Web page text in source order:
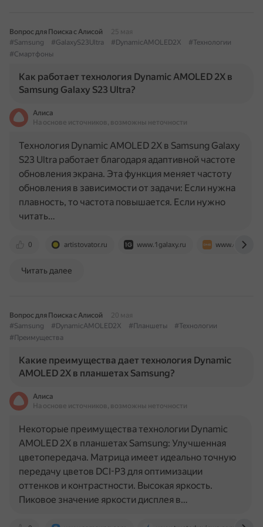
Вопрос для Поиска с Алисой
25 мая
#Samsung
#GalaxyS23Ultra #DynamicAMOLED2X
#Технологии
#Смартфоны
Как работает технология Dynamic AMOLED 2X в
Samsung Galaxy S23 Ultra?
Алиса
На основе источников, возможны неточности
0 artistovator.ru www.1galaxy.ru www.dns-
Технология Dynamic AMOLED 2X в Samsung Galaxy
S23 Ultra работает благодаря адаптивной частоте
обновления экрана. Эта функция меняет частоту
обновления в зависимости от задачи: Если нужна
плавность, то частота повышается. Если нужно
читать…
Читать далее
Вопрос для Поиска с Алисой
20 мая
#Samsung
#DynamicAMOLED2X #Планшеты
#Технологии
#Преимущества
Какие преимущества дает технология Dynamic
AMOLED 2X в планшетах Samsung?
Алиса
На основе источников, возможны неточности
Некоторые преимущества технологии Dynamic
AMOLED 2X в планшетах Samsung: Улучшенная
цветопередача. Матрица имеет идеально точную
передачу цветов DCI-P3 для оптимизации
оттенков и контрастности. Высокая яркость.
Пиковое значение яркости дисплея в…